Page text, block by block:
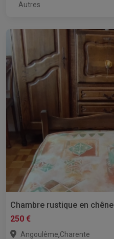
Autres
Chambre rustique en chêne
250 €
Angoulême,Charente